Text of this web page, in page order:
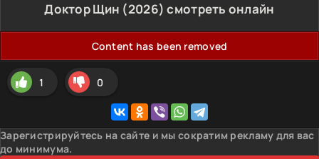
Доктор Щин (2026) смотреть онлайн
Content has been removed
1 0
Зарегистрируйтесь на сайте и мы сократим рекламу для вас
до минимума.